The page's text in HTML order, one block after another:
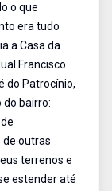
o que
era tudo
a Casa da
Francisco
do Patrocínio,
do bairro:
de outras
terrenos e
estender até